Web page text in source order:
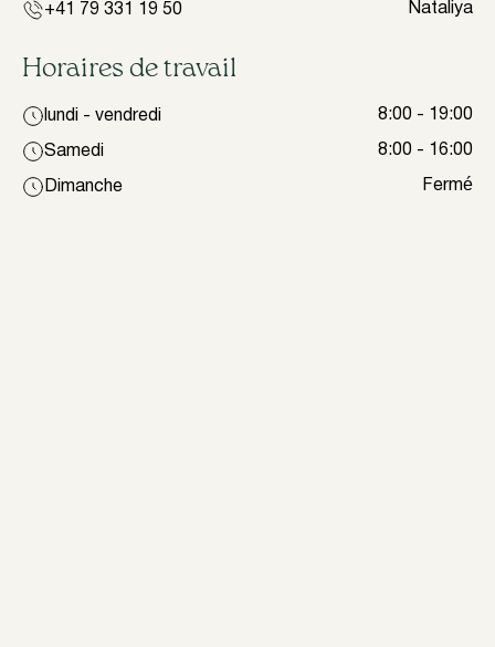
+41 79 331 19 50 Nataliya
Horaires de travail
lundi - vendredi 8:00 - 19:00
Samedi 8:00 - 16:00
Dimanche Fermé